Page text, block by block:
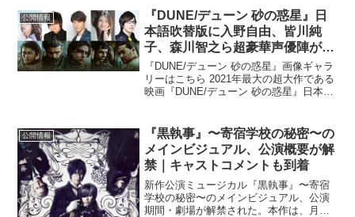
ンド・バレーを舞台に、アラナ（アラ
ナ・ハイム）とゲイリー...
公開情報
『DUNE/デューン 砂の惑星』日
本語吹替版に入野自由、皆川純
子、森川智之ら超豪華声優陣が大
集結！
『DUNE/デューン 砂の惑星』画像ギャラ
リーはこちら 2021年最大の超大作である
映画『DUNE/デューン 砂の惑星』日本語
年、ポール・アトレイデスの物語。その
惑...
公開情報
『黒執事』〜寄宿学校の秘密〜の
メインビジュアル、公演概要が解
禁｜キャストコメントも到着
新作公演ミュージカル『黒執事』〜寄宿
学校の秘密〜のメインビジュアル、公演
期間・劇場が解禁された。本作は、月刊